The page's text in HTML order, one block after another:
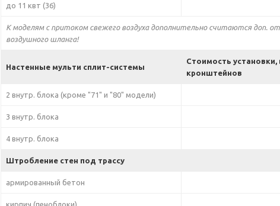
до 11 квт (36)
К моделям с притоком свежего воздуха дополнительно считаются доп.
воздушного шланга!
Настенные мульти сплит-системы
Стоимость
кронштейнов
2 внутр. блока (кроме "71" и "80" модели)
3 внутр. блока
4 внутр. блока
Штробление стен под трассу
армированный бетон
кирпич (пеноблоки)